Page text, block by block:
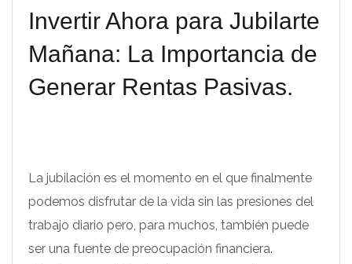
Invertir Ahora para Jubilarte
Mañana: La Importancia de
Generar Rentas Pasivas.
La jubilación es el momento en el que finalmente
podemos disfrutar de la vida sin las presiones del
trabajo diario pero, para muchos, también puede
ser una fuente de preocupación financiera.